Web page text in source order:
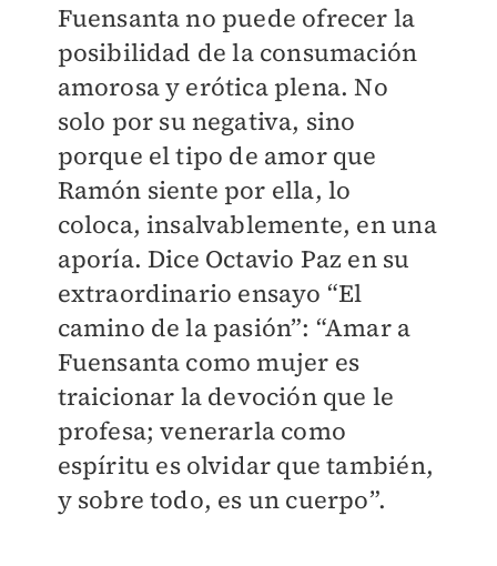
Fuensanta no puede ofrecer la
posibilidad de la consumación
amorosa y erótica plena. No
solo por su negativa, sino
porque el tipo de amor que
Ramón siente por ella, lo
coloca, insalvablemente, en una
aporía. Dice Octavio Paz en su
extraordinario ensayo “El
camino de la pasión”: “Amar a
Fuensanta como mujer es
traicionar la devoción que le
profesa; venerarla como
espíritu es olvidar que también,
y sobre todo, es un cuerpo”.